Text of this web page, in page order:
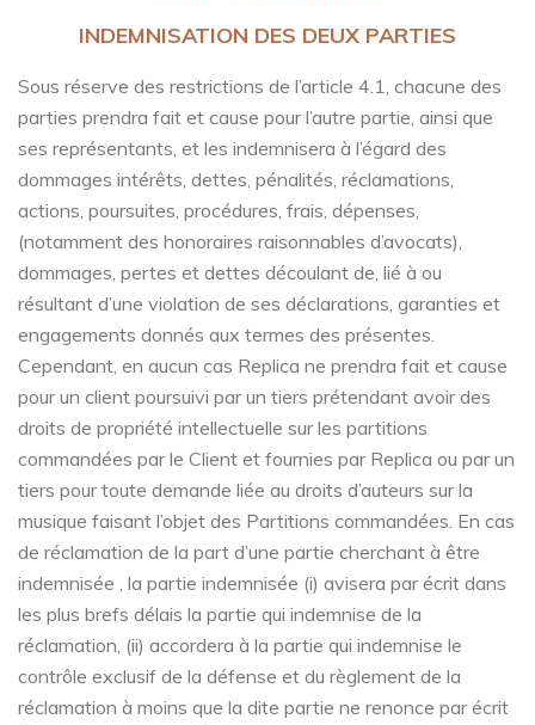
INDEMNISATION DES DEUX PARTIES
Sous réserve des restrictions de l’article 4.1, chacune des
parties prendra fait et cause pour l’autre partie, ainsi que
ses représentants, et les indemnisera à l’égard des
dommages intérêts, dettes, pénalités, réclamations,
actions, poursuites, procédures, frais, dépenses,
(notamment des honoraires raisonnables d’avocats),
dommages, pertes et dettes découlant de, lié à ou
résultant d’une violation de ses déclarations, garanties et
engagements donnés aux termes des présentes.
Cependant, en aucun cas Replica ne prendra fait et cause
pour un client poursuivi par un tiers prétendant avoir des
droits de propriété intellectuelle sur les partitions
commandées par le Client et fournies par Replica ou par un
tiers pour toute demande liée au droits d’auteurs sur la
musique faisant l’objet des Partitions commandées. En cas
de réclamation de la part d’une partie cherchant à être
indemnisée , la partie indemnisée (i) avisera par écrit dans
les plus brefs délais la partie qui indemnise de la
réclamation, (ii) accordera à la partie qui indemnise le
contrôle exclusif de la défense et du règlement de la
réclamation à moins que la dite partie ne renonce par écrit